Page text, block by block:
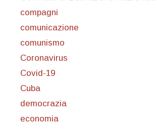
compagni
comunicazione
comunismo
Coronavirus
Covid-19
Cuba
democrazia
economia